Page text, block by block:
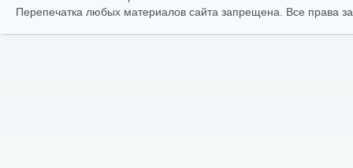
Перепечатка любых материалов сайта запрещена. Все права